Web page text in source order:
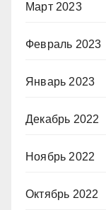
Март 2023
Февраль 2023
Январь 2023
Декабрь 2022
Ноябрь 2022
Октябрь 2022